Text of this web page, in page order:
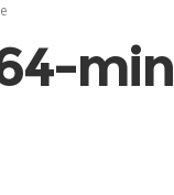
min